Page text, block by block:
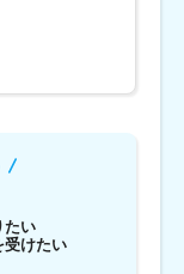
たい
受けたい